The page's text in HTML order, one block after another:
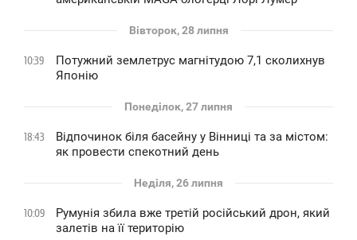
Вівторок, 28 липня
10:39
Потужний землетрус магнітудою 7,1 сколихнув
Японію
Понеділок, 27 липня
18:43
Відпочинок біля басейну у Вінниці та за містом:
як провести спекотний день
Неділя, 26 липня
10:09
Румунія збила вже третій російський дрон, який
залетів на її територію